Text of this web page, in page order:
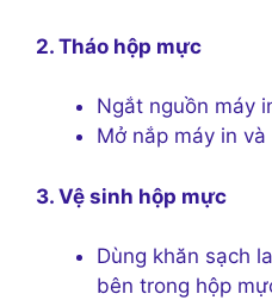
2. Tháo hộp mực
Ngắt nguồn máy
Mở nắp máy in
3. Vệ sinh hộp mực
Dùng khăn sạch
bên trong hộp